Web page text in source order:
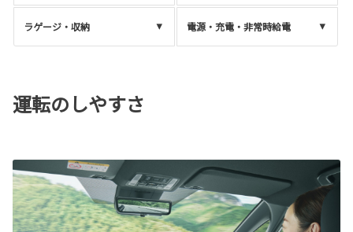
ラゲージ・収納 電源・充電・非常時給電
運転のしやすさ